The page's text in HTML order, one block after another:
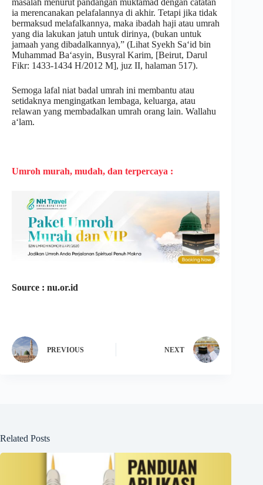
masalah menurut pandangan muktamad dengan catatan
ia merencanakan pelafalannya di akhir. Tetapi jika tidak
bermaksud melafalkannya, maka ibadah haji atau umrah
yang dia lakukan jatuh untuk dirinya, (bukan untuk
jamaah yang dibadalkannya),” (Lihat Syekh Sa‘id bin
Muhammad Ba‘asyin, Busyral Karim, [Beirut, Darul
Fikr: 1433-1434 H/2012 M], juz II, halaman 517).
Semoga lafal niat badal umrah ini membantu atau
setidaknya mengingatkan lembaga, keluarga, atau
relawan yang membadalkan umrah orang lain. Wallahu
a‘lam.
Umroh murah, mudah, dan terpercaya :
Source : nu.or.id
PREVIOUS NEXT
Related Posts